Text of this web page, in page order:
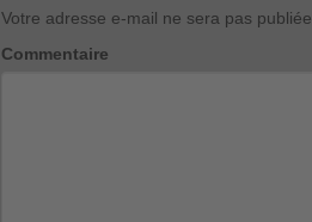
Votre adresse e-mail ne sera pas publiée.
Commentaire